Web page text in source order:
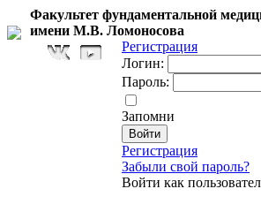
Факультет фундаментальной
имени М.В. Ломоносова
Регистрация
Логин:
Пароль:
Запомни
Регистрация
Забыли свой пароль?
Войти как